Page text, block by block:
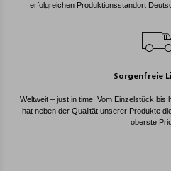
erfolgreichen Produktionsstandort
Sorgenfreie
Weltweit – just in time! Vom Einzelstück bis
hat neben der Qualität unserer Produkte
oberste